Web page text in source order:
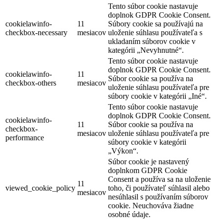
cookielawinfo-
checkbox-necessary
11
mesiacov
Tento súbor cookie nastavuje
doplnok GDPR Cookie Consent.
Súbory cookie sa používajú na
uloženie súhlasu používateľa s
ukladaním súborov cookie v
kategórii „Nevyhnutné“.
cookielawinfo-
checkbox-others
11
mesiacov
Tento súbor cookie nastavuje
doplnok GDPR Cookie Consent.
Súbor cookie sa používa na
uloženie súhlasu používateľa pre
súbory cookie v kategórii „Iné“.
cookielawinfo-
checkbox-
performance
11
mesiacov
Tento súbor cookie nastavuje
doplnok GDPR Cookie Consent.
Súbor cookie sa používa na
uloženie súhlasu používateľa pre
súbory cookie v kategórii
„Výkon“.
viewed_cookie_policy
11
mesiacov
Súbor cookie je nastavený
doplnkom GDPR Cookie
Consent a používa sa na uloženie
toho, či používateľ súhlasil alebo
nesúhlasil s používaním súborov
cookie. Neuchováva žiadne
osobné údaje.